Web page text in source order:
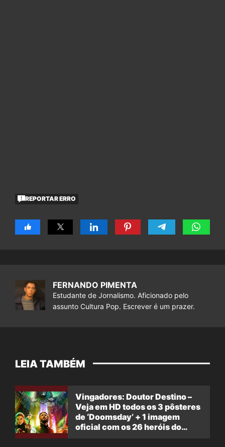
REPORTAR ERRO
FERNANDO PIMENTA
Estudante de Jornalismo. Aficionado pelo
assunto Cultura Pop. Escrever é um prazer.
LEIA TAMBÉM
Vingadores: Doutor Destino –
Veja em HD todos os 3 pôsteres
de ‘Doomsday’ + 1 imagem
oficial com os 26 heróis do